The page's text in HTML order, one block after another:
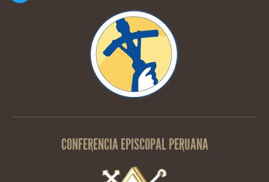
CONFERENCIA EPISCOPAL PERUANA